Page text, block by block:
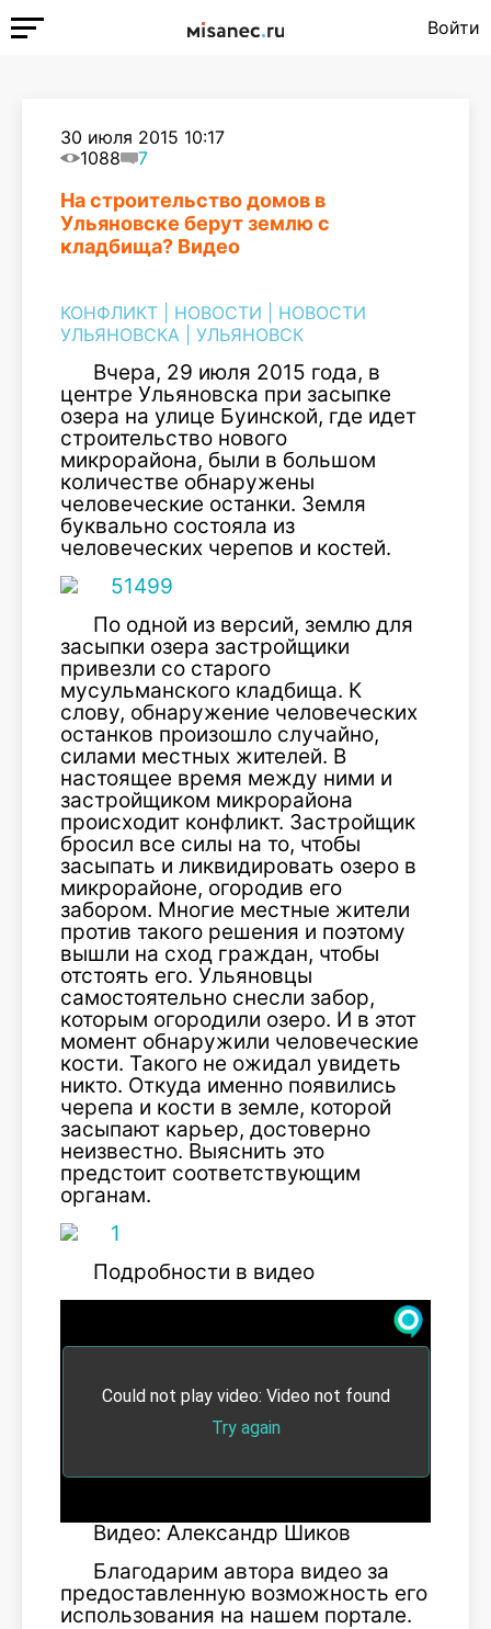
Войти
30 июля 2015 10:17
1088
7
На строительство домов в
Ульяновске берут землю с
кладбища? Видео
КОНФЛИКТ НОВОСТИ
НОВОСТИ
УЛЬЯНОВСКА
УЛЬЯНОВСК
Вчера, 29 июля 2015 года, в
центре Ульяновска при засыпке
озера на улице Буинской, где идет
строительство нового
микрорайона, были в большом
количестве обнаружены
человеческие останки. Земля
буквально состояла из
человеческих черепов и костей.
По одной из версий, землю для
засыпки озера застройщики
привезли со старого
мусульманского кладбища. К
слову, обнаружение человеческих
останков произошло случайно,
силами местных жителей. В
настоящее время между ними и
застройщиком микрорайона
происходит конфликт. Застройщик
бросил все силы на то, чтобы
засыпать и ликвидировать озеро в
микрорайоне, огородив его
забором. Многие местные жители
против такого решения и поэтому
вышли на сход граждан, чтобы
отстоять его. Ульяновцы
самостоятельно снесли забор,
которым огородили озеро. И в этот
момент обнаружили человеческие
кости. Такого не ожидал увидеть
никто. Откуда именно появились
черепа и кости в земле, которой
засыпают карьер, достоверно
неизвестно. Выяснить это
предстоит соответствующим
органам.
Подробности в видео
Видео: Александр Шиков
Благодарим автора видео за
предоставленную возможность его
использования на нашем портале.